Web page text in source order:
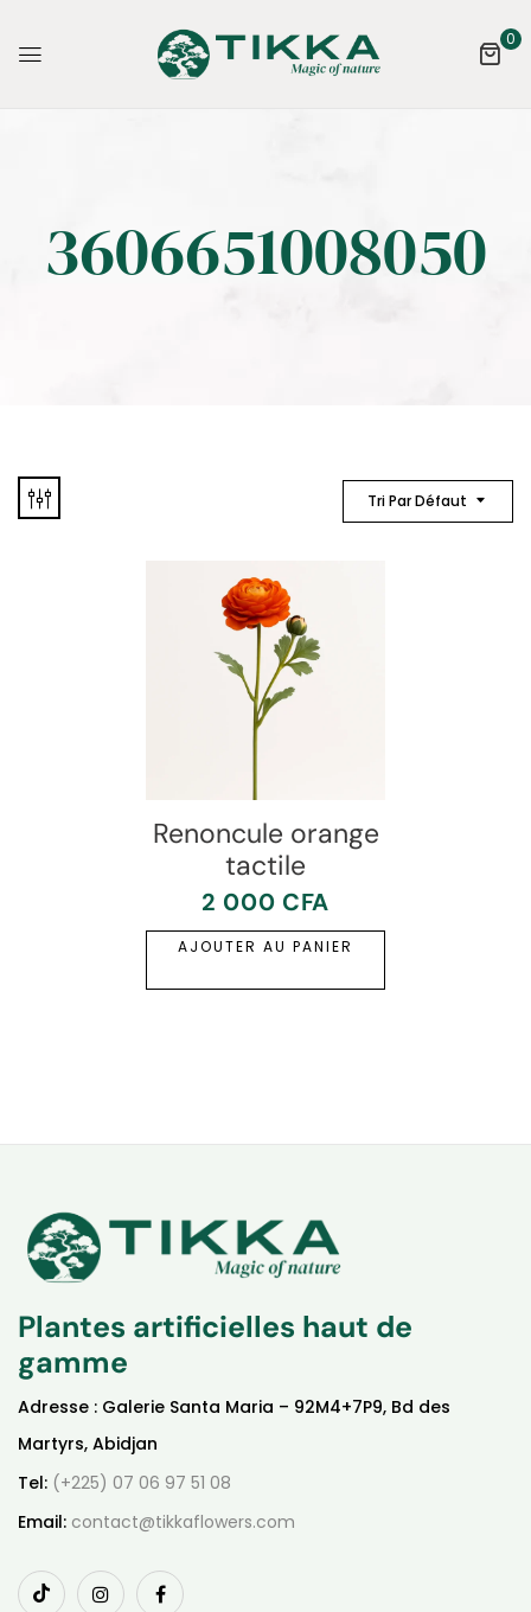
0
3606651008050
Tri Par Défaut
Renoncule orange
tactile
2 000 CFA
AJOUTER AU PANIER
Plantes artificielles haut de
gamme
Adresse : Galerie Santa Maria – 92M4+7P9, Bd des
Martyrs, Abidjan
Tel: (+225) 07 06 97 51 08
Email: contact@tikkaflowers.com